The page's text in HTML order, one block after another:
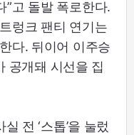
”고 돌발 폭로한다.
렁크 팬티 연기는
다. 뒤이어 이주승
공개돼 시선을 집
전 ‘스톱’을 눌렀